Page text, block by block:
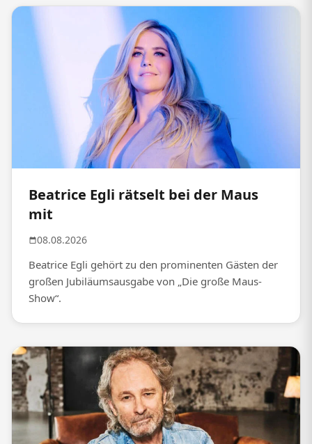
Beatrice Egli rätselt bei der Maus
mit
08.08.2026
Beatrice Egli gehört zu den prominenten Gästen der
großen Jubiläumsausgabe von „Die große Maus-
Show“.